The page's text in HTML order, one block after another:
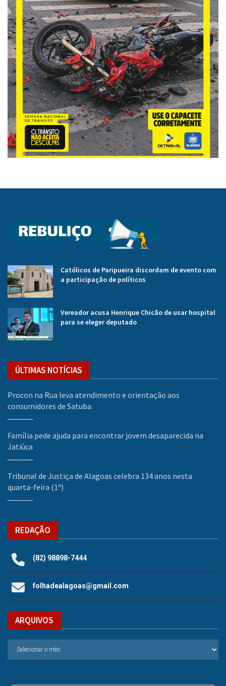
Católicos de Paripueira discordam de evento com
a participação de políticos
Vereador acusa Henrique Chicão de usar hospital
para se eleger deputado
ÚLTIMAS NOTÍCIAS
Procon na Rua leva atendimento e orientação aos
consumidores de Satuba
Família pede ajuda para encontrar jovem desaparecida na
Jatiúca
Tribunal de Justiça de Alagoas celebra 134 anos nesta
quarta-feira (1º)
REDAÇÃO
(82) 98898-7444
folhadealagoas@gmail.com
ARQUIVOS